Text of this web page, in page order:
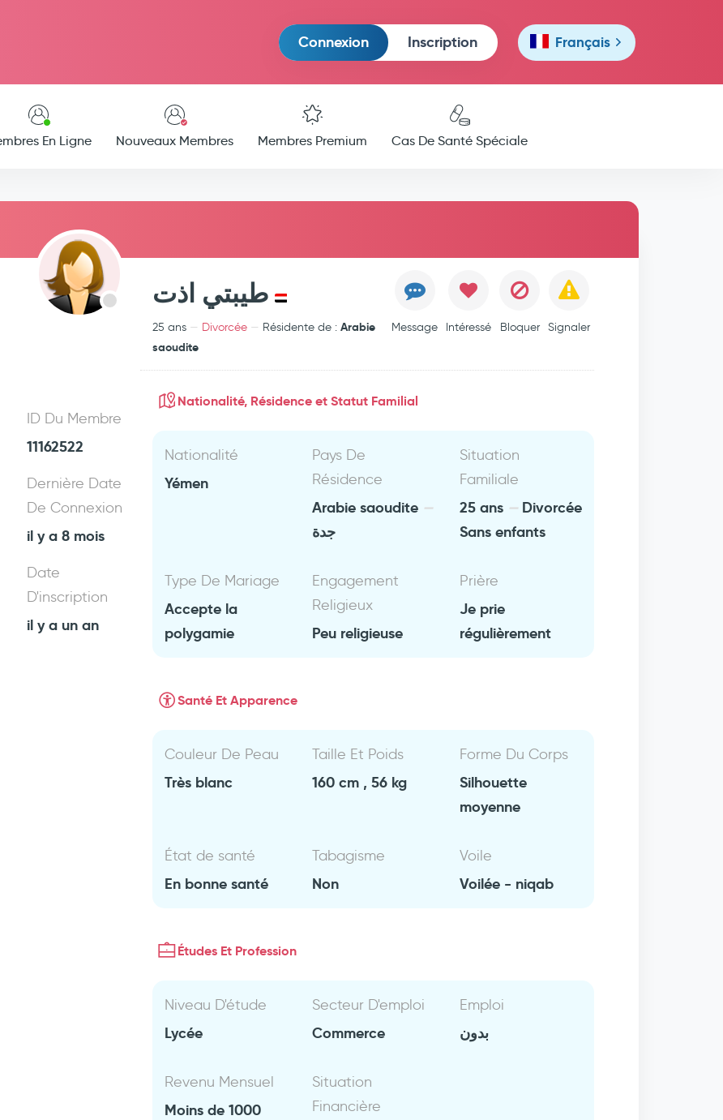
Connexion Inscription Français
En Ligne Nouveaux Membres Membres Premium Cas De Santé Spéciale
طيبتي اذت
25 ans Divorcée Résidente de :Arabie
saoudite
Message Intéressé Bloquer Signaler
ID Du Membre
11162522
Dernière Date
De Connexion
il y a 8 mois
Date
D'inscription
il y a un an
Nationalité, Résidence et Statut Familial
Nationalité
Yémen
Pays De
Résidence
Arabie saoudite
جدة
Situation
Familiale
25 ans
Divorcée
Sans enfants
Type De Mariage
Accepte la
polygamie
Engagement
Religieux
Peu religieuse
Prière
Je prie
régulièrement
Santé Et Apparence
Couleur De Peau
Très blanc
Taille Et Poids
160 cm , 56 kg
Forme Du Corps
Silhouette
moyenne
État de santé
En bonne santé
Tabagisme
Non
Voile
Voilée - niqab
Études Et Profession
Niveau D'étude
Lycée
Secteur D'emploi
Commerce
Emploi
بدون
Revenu Mensuel
Moins de 1000
Situation
Financière